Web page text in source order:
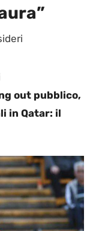
out pubblico,
in Qatar: il